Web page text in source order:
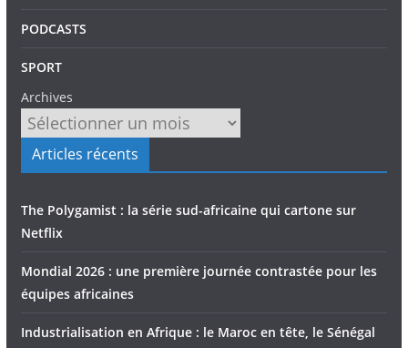
PODCASTS
SPORT
Archives
Articles récents
The Polygamist : la série sud-africaine qui cartone sur
Netflix
Mondial 2026 : une première journée contrastée pour les
équipes africaines
Industrialisation en Afrique : le Maroc en tête, le Sénégal